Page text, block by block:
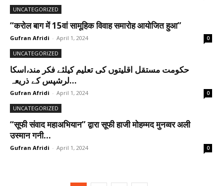
UNCATEGORIZED
“करोल बाग में 15वां सामूहिक विवाह समारोह आयोजित हुआ”
Gufran Afridi - April 1, 2024 0
UNCATEGORIZED
حکومت مستقل اقلیتوں کی تعلیم کیلئے فکر مند،اسکا
لرشپس کے ذریعہ...
Gufran Afridi - April 1, 2024 0
UNCATEGORIZED
“सूफी संवाद महाअभियान” द्वारा सूफी हाजी मोहम्मद मुनव्वर अली
उस्मान गनी...
Gufran Afridi - April 1, 2024 0